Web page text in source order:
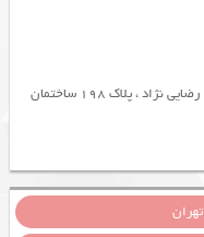
آدرس : تهران ، بلوار مرزداران ، بعد از خیابان رضایی نژاد ، پلاک 198 ساختمان